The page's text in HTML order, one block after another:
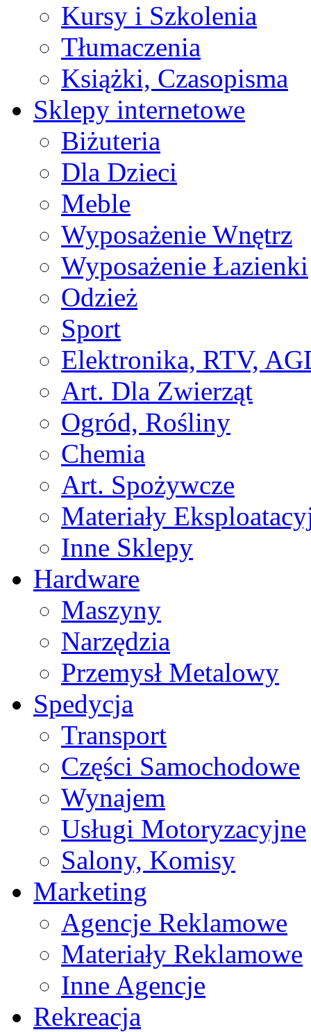
Kursy i Szkolenia
Tłumaczenia
Książki, Czasopisma
Sklepy internetowe
Biżuteria
Dla Dzieci
Meble
Wyposażenie Wnętrz
Wyposażenie Łazienki
Odzież
Sport
Elektronika, RTV,
Art. Dla Zwierząt
Ogród, Rośliny
Chemia
Art. Spożywcze
Materiały
Inne Sklepy
Hardware
Maszyny
Narzędzia
Przemysł Metalowy
Spedycja
Transport
Części Samochodowe
Wynajem
Usługi Motoryzacyjne
Salony, Komisy
Marketing
Agencje Reklamowe
Materiały Reklamowe
Inne Agencje
Rekreacja